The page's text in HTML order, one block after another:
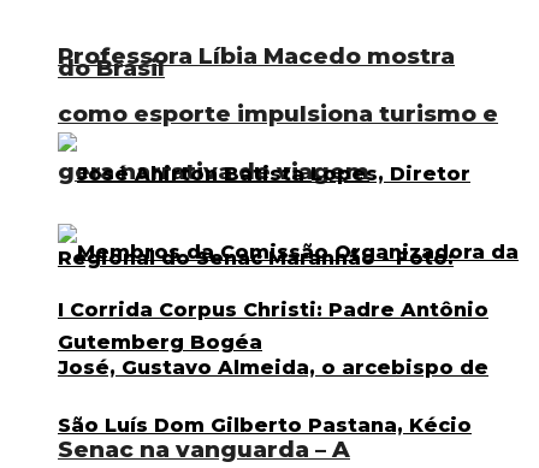
Professora Líbia Macedo mostra
como esporte impulsiona turismo e
gera narrativa de viagem
do Brasil
Senac na vanguarda – A